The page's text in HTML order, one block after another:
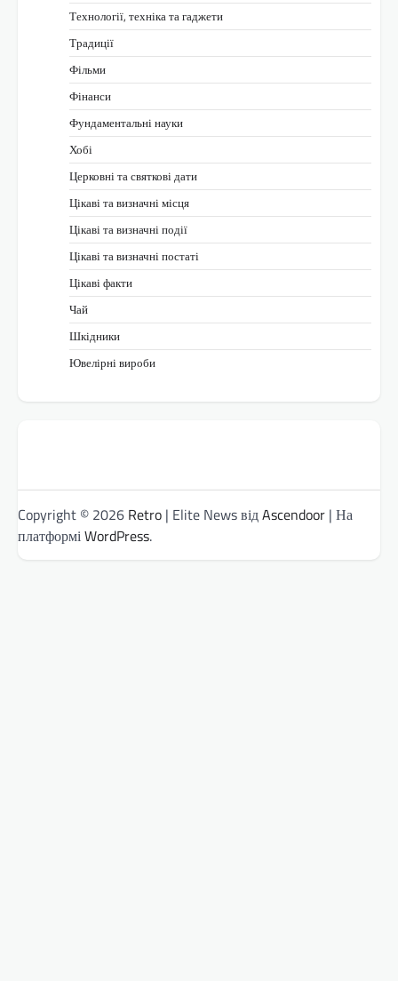
Технології, техніка та гаджети
Традиції
Фільми
Фінанси
Фундаментальні науки
Хобі
Церковні та святкові дати
Цікаві та визначні місця
Цікаві та визначні події
Цікаві та визначні постаті
Цікаві факти
Чай
Шкідники
Ювелірні вироби
Copyright © 2026 Retro | Elite News відAscendoor | На
платформіWordPress.